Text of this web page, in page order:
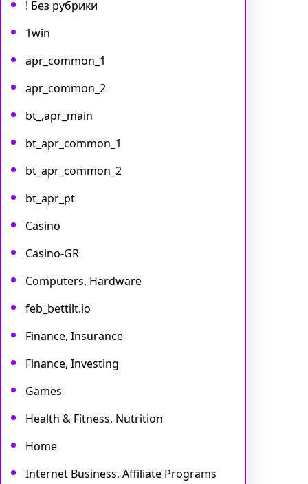
! Без рубрики
1win
apr_common_1
apr_common_2
bt_,apr_main
bt_apr_common_1
bt_apr_common_2
bt_apr_pt
Casino
Casino-GR
Computers, Hardware
feb_bettilt.io
Finance, Insurance
Finance, Investing
Games
Health & Fitness, Nutrition
Home
Internet Business, Affiliate Programs